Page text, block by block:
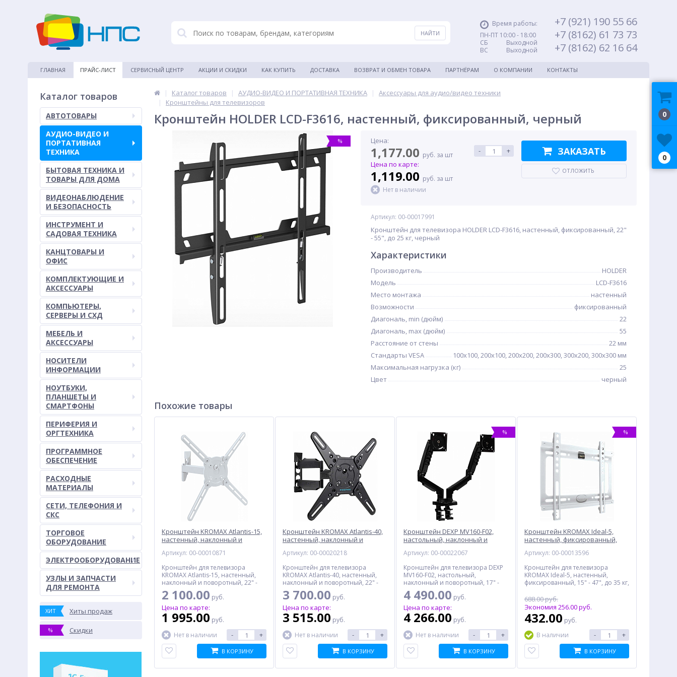
Время работы:
ПН-ПТ 10:00 - 18:00
СБ Выходной
ВС Выходной
+7 (921) 190 55 66
+7 (8162) 61 73 73
+7 (8162) 62 16 64
ГЛАВНАЯ ПРАЙС-ЛИСТ СЕРВИСНЫЙ ЦЕНТР АКЦИИ И СКИДКИ КАК КУПИТЬ ДОСТАВКА ВОЗВРАТ И ОБМЕН ТОВАРА ПАРТНЁРАМ О КОМПАНИИ КОНТАКТЫ
Каталог товаров
АВТОТОВАРЫ
АУДИО-ВИДЕО И
ПОРТАТИВНАЯ
ТЕХНИКА
БЫТОВАЯ ТЕХНИКА И
ТОВАРЫ ДЛЯ ДОМА
ВИДЕОНАБЛЮДЕНИЕ
И БЕЗОПАСНОСТЬ
ИНСТРУМЕНТ И
САДОВАЯ ТЕХНИКА
КАНЦТОВАРЫ И
ОФИС
КОМПЛЕКТУЮЩИЕ И
АКСЕССУАРЫ
КОМПЬЮТЕРЫ,
СЕРВЕРЫ И СХД
МЕБЕЛЬ И
АКСЕССУАРЫ
НОСИТЕЛИ
ИНФОРМАЦИИ
НОУТБУКИ,
ПЛАНШЕТЫ И
СМАРТФОНЫ
ПЕРИФЕРИЯ И
ОРГТЕХНИКА
ПРОГРАММНОЕ
ОБЕСПЕЧЕНИЕ
РАСХОДНЫЕ
МАТЕРИАЛЫ
СЕТИ, ТЕЛЕФОНИЯ И
СКС
ТОРГОВОЕ
ОБОРУДОВАНИЕ
ЭЛЕКТРООБОРУДОВАНИЕ
УЗЛЫ И ЗАПЧАСТИ
ДЛЯ РЕМОНТА
ХИТ Хиты продаж
% Скидки
| Каталог товаров | АУДИО-ВИДЕО И ПОРТАТИВНАЯ ТЕХНИКА |
Аксессуары для аудио/видео техники
|
Кронштейны для телевизоров
Кронштейн HOLDER LCD-F3616, настенный, фиксированный, черный
% Цена:
1,177.00 руб. за шт
Цена по карте:
1,119.00 руб. за шт
Нет в наличии
- + ЗАКАЗАТЬ
ОТЛОЖИТЬ
Артикул: 00-00017991
Кронштейн для телевизора HOLDER LCD-F3616, настенный, фиксированный, 22"
- 55", до 25 кг, черный
Характеристики
Производитель
HOLDER
Модель
LCD-F3616
Место монтажа
настенный
Возможности
фиксированный
Диагональ, min (дюйм)
22
Диагональ, max (дюйм)
55
Расстояние от стены
22 мм
Стандарты VESA
100x100, 200x100, 200x200, 200x300, 300x200, 300x300 мм
Максимальная нагрузка (кг)
25
Цвет
черный
Похожие товары
Кронштейн KROMAX Atlantis-15,
настенный, наклонный и
Артикул: 00-00010871
Кронштейн для телевизора
KROMAX Atlantis-15, настенный,
наклонный и поворотный, 22" -
65", до 40 кг, белый
2 100.00 руб.
Цена по карте:
1 995.00 руб.
Нет в наличии
- +
В КОРЗИНУ
Кронштейн KROMAX Atlantis-40,
настенный, наклонный и
Артикул: 00-00020218
Кронштейн для телевизора
KROMAX Atlantis-40, настенный,
наклонный и поворотный, 22" -
65", до 40 кг, черный
3 700.00 руб.
Цена по карте:
3 515.00 руб.
Нет в наличии
- +
В КОРЗИНУ
%
Кронштейн DEXP MV160-F02,
настольный, наклонный и
Артикул: 00-00022067
Кронштейн для телевизора DEXP
MV160-F02, настольный,
наклонный и поворотный, 17" -
27", до 9 кг, черный
4 490.00 руб.
Цена по карте:
4 266.00 руб.
Нет в наличии
- +
В КОРЗИНУ
%
Кронштейн KROMAX Ideal-5,
настенный, фиксированный,
Артикул: 00-00013596
Кронштейн для телевизора
KROMAX Ideal-5, настенный,
фиксированный, 15" - 47", до 35 кг,
688.00 руб.
Экономия 256.00 руб.
432.00 руб.
В наличии
- +
В КОРЗИНУ
0
0